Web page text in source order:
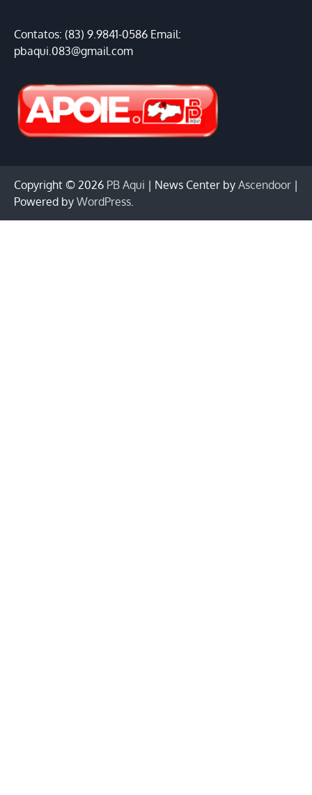
Contatos: (83) 9.9841-0586 Email:
pbaqui.083@gmail.com
Copyright © 2026 PB Aqui | News Center by Ascendoor |
Powered by WordPress